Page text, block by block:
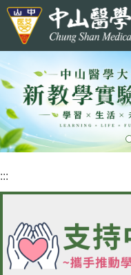
跳
到
區
:::